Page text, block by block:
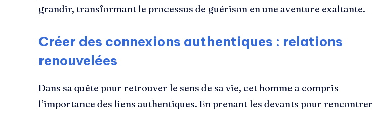
grandir, transformant le processus de guérison en une aventure exaltante.
Créer des connexions authentiques : relations
renouvelées
Dans sa quête pour retrouver le sens de sa vie, cet homme a compris
l’importance des liens authentiques. En prenant les devants pour rencontrer